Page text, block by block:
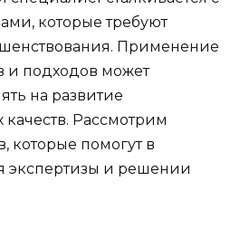
которые требуют
Применение
и подходов может
на развитие
Рассмотрим
которые помогут в
экспертизы и решении